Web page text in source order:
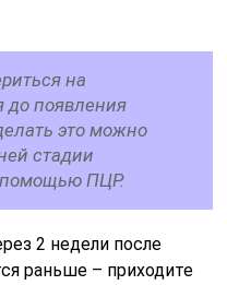
на
до появления
это можно
стадии
помощью ПЦР.
2 недели после
раньше – приходите